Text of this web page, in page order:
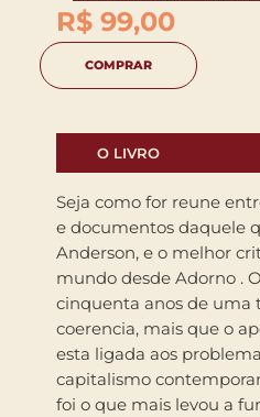
R$ 99,00
COMPRAR
O LIVRO
Seja como for reune
e documentos daquele
Anderson, e o melhor critico dialetico do
mundo desde Adorno .
cinquenta anos de uma
coerencia, mais que o
esta ligada aos
capitalismo
foi o que mais levou a